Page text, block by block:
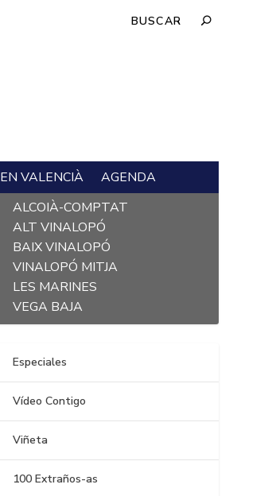
EN VALENCIÀ AGENDA
L´ALACANTÍ
ALCOIÀ-COMPTAT
ALT VINALOPÓ
BAIX VINALOPÓ
VINALOPÓ MITJA
LES MARINES
VEGA BAJA
Especiales
Vídeo Contigo
Viñeta
100 Extraños-as